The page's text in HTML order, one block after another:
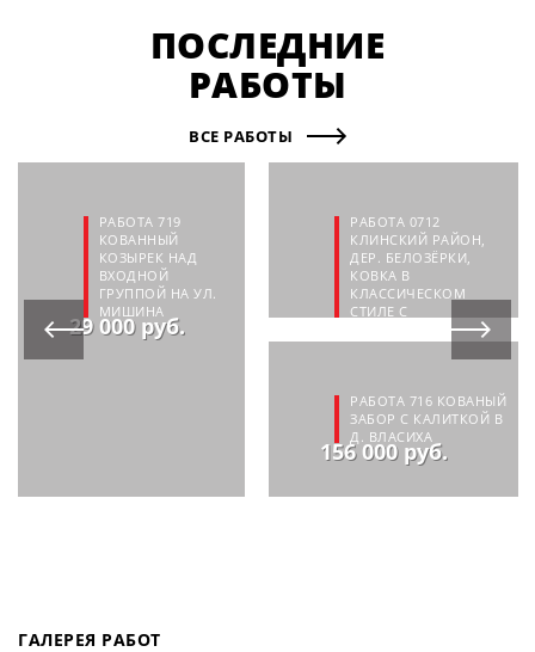
ПОСЛЕДНИЕ
РАБОТЫ
ВСЕ РАБОТЫ
РАБОТА 719
КОВАННЫЙ
КОЗЫРЕК НАД
ВХОДНОЙ
ГРУППОЙ НА УЛ.
МИШИНА
29 000 руб.
РАБОТА 0712
КЛИНСКИЙ РАЙОН,
ДЕР. БЕЛОЗЁРКИ,
КОВКА В
КЛАССИЧЕСКОМ
СТИЛЕ С
СОВРЕМЕННЫМИ
МОТИВАМИ
РАБОТА 716 КОВАНЫЙ
ЗАБОР С КАЛИТКОЙ В
Д. ВЛАСИХА
156 000 руб.
ГАЛЕРЕЯ РАБОТ